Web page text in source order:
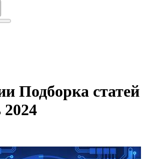
Подборка статей
2024